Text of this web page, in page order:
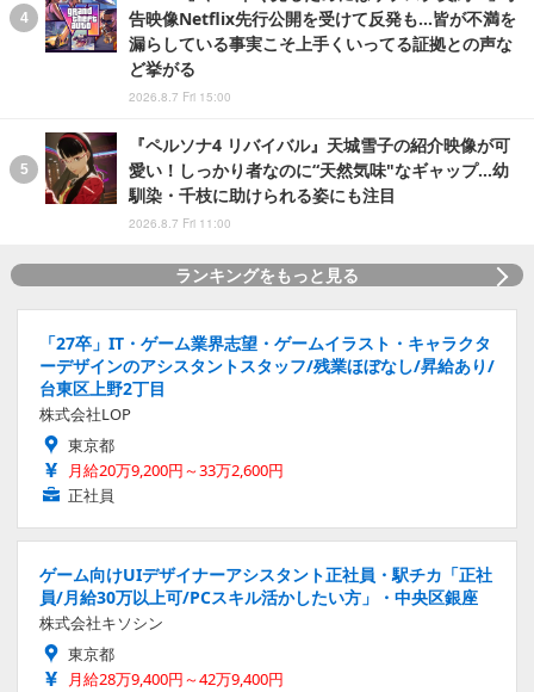
告映像Netflix先行公開を受けて反発も…皆が不満を
漏らしている事実こそ上手くいってる証拠との声な
ど挙がる
2026.8.7 Fri 15:00
『ペルソナ4 リバイバル』天城雪子の紹介映像が可
愛い！しっかり者なのに“天然気味"なギャップ…幼
馴染・千枝に助けられる姿にも注目
2026.8.7 Fri 11:00
ランキングをもっと見る
「27卒」IT・ゲーム業界志望・ゲームイラスト・キャラクタ
ーデザインのアシスタントスタッフ/残業ほぼなし/昇給あり/
台東区上野2丁目
株式会社LOP
東京都
月給20万9,200円～33万2,600円
正社員
ゲーム向けUIデザイナーアシスタント正社員・駅チカ「正社
員/月給30万以上可/PCスキル活かしたい方」・中央区銀座
株式会社キソシン
東京都
月給28万9,400円～42万9,400円